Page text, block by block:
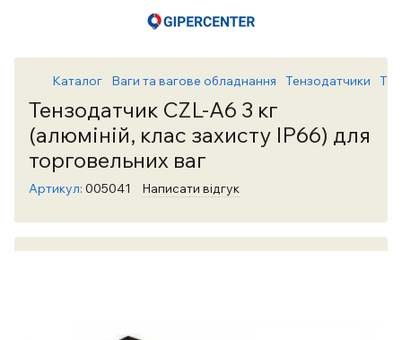
Каталог Ваги та вагове обладнання Тензодатчики
Тензодатчик CZL-A6 3 кг
(алюміній, клас захисту IP66) для
торговельних ваг
Артикул: 005041 Написати відгук